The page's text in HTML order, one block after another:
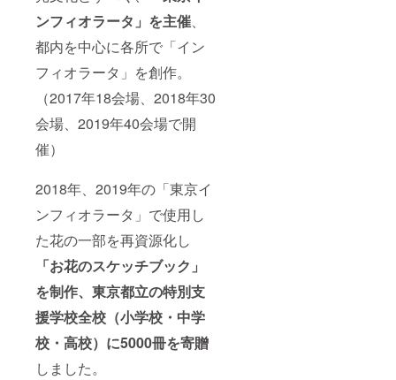
ンフィオラータ」を主催、
都内を中心に各所で「イン
フィオラータ」を創作。
（2017年18会場、2018年30
会場、2019年40会場で開
催）
2018年、2019年の「東京イ
ンフィオラータ」で使用し
た花の一部を再資源化し
「お花のスケッチブック」
を制作、東京都立の特別支
援学校全校（小学校・中学
校・高校）に5000冊を寄贈
しました。